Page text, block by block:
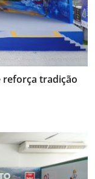
reforça tradição